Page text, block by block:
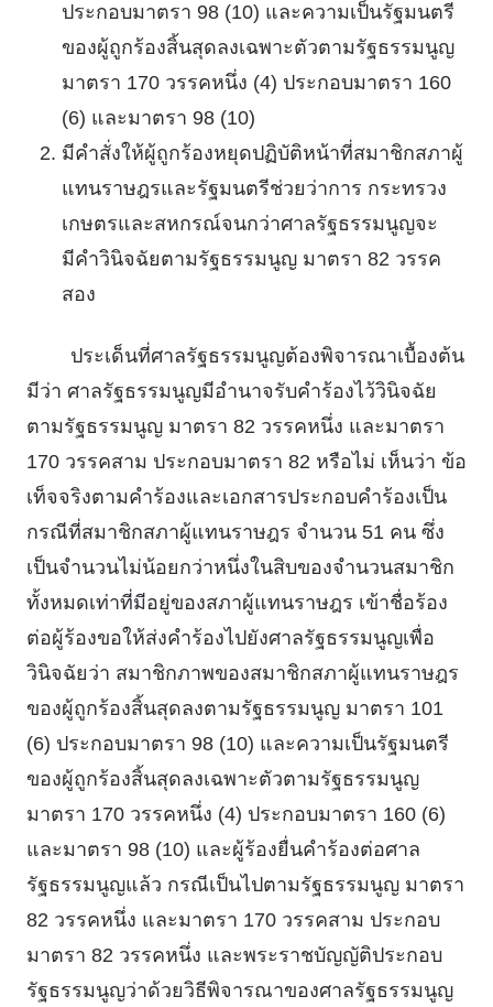
ประกอบมาตรา 98 (10) และความเป็นรัฐมนตรี
ของผู้ถูกร้องสิ้นสุดลงเฉพาะตัวตามรัฐธรรมนูญ
มาตรา 170 วรรคหนึ่ง (4) ประกอบมาตรา 160
(6) และมาตรา 98 (10)
มีคําสั่งให้ผู้ถูกร้องหยุดปฏิบัติหน้าที่สมาชิกสภาผู้
แทนราษฎรและรัฐมนตรีช่วยว่าการ กระทรวง
เกษตรและสหกรณ์จนกว่าศาลรัฐธรรมนูญจะ
มีคําวินิจฉัยตามรัฐธรรมนูญ มาตรา 82 วรรค
สอง
ประเด็นที่ศาลรัฐธรรมนูญต้องพิจารณาเบื้องต้น
มีว่า ศาลรัฐธรรมนูญมีอํานาจรับคําร้องไว้วินิจฉัย
ตามรัฐธรรมนูญ มาตรา 82 วรรคหนึ่ง และมาตรา
170 วรรคสาม ประกอบมาตรา 82 หรือไม่ เห็นว่า ข้อ
เท็จจริงตามคําร้องและเอกสารประกอบคําร้องเป็น
กรณีที่สมาชิกสภาผู้แทนราษฎร จํานวน 51 คน ซึ่ง
เป็นจํานวนไม่น้อยกว่าหนึ่งในสิบของจํานวนสมาชิก
ทั้งหมดเท่าที่มีอยู่ของสภาผู้แทนราษฎร เข้าชื่อร้อง
ต่อผู้ร้องขอให้ส่งคําร้องไปยังศาลรัฐธรรมนูญเพื่อ
วินิจฉัยว่า สมาชิกภาพของสมาชิกสภาผู้แทนราษฎร
ของผู้ถูกร้องสิ้นสุดลงตามรัฐธรรมนูญ มาตรา 101
(6) ประกอบมาตรา 98 (10) และความเป็นรัฐมนตรี
ของผู้ถูกร้องสิ้นสุดลงเฉพาะตัวตามรัฐธรรมนูญ
มาตรา 170 วรรคหนึ่ง (4) ประกอบมาตรา 160 (6)
และมาตรา 98 (10) และผู้ร้องยื่นคําร้องต่อศาล
รัฐธรรมนูญแล้ว กรณีเป็นไปตามรัฐธรรมนูญ มาตรา
82 วรรคหนึ่ง และมาตรา 170 วรรคสาม ประกอบ
มาตรา 82 วรรคหนึ่ง และพระราชบัญญัติประกอบ
รัฐธรรมนูญว่าด้วยวิธีพิจารณาของศาลรัฐธรรมนูญ